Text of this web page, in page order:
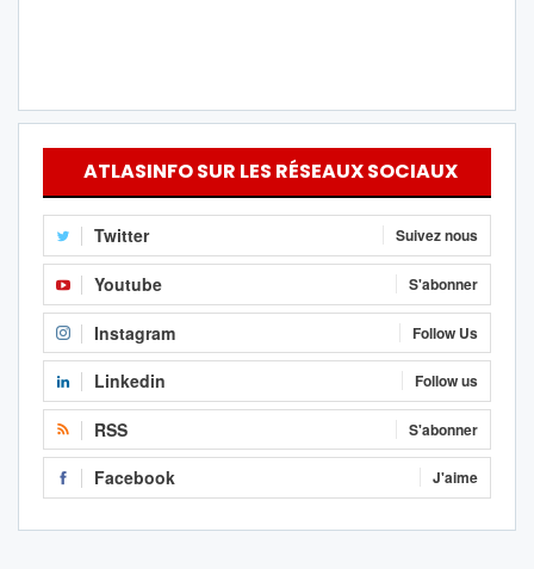
ATLASINFO SUR LES RÉSEAUX SOCIAUX
Twitter Suivez nous
Youtube S'abonner
Instagram Follow Us
Linkedin Follow us
RSS S'abonner
Facebook J'aime